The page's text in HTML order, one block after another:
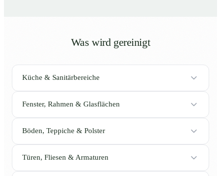
Was wird gereinigt
Küche & Sanitärbereiche
Fenster, Rahmen & Glasflächen
Böden, Teppiche & Polster
Türen, Fliesen & Armaturen